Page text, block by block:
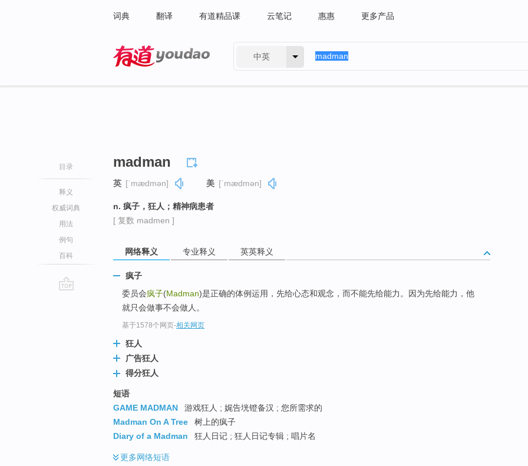
词典 翻译 有道精品课 云笔记 惠惠 更多产品
中英
目录
释义
权威词典
用法
例句
百科
madman
英 [ˈmædmən] 美 [ˈmædmən]
n. 疯子，狂人；精神病患者
[ 复数 madmen ]
网络释义 专业释义 英英释义
疯子
委员会疯子(Madman)是正确的体例运用，先给心态和观念，而不能先给能力。因为先给能力，他
就只会做事不会做人。
基于1578个网页-相关网页
狂人
广告狂人
得分狂人
短语
GAME MADMAN
游戏狂人 ; 娓告垙镫备汉 ; 您所需求的
Madman On A Tree
树上的疯子
Diary of a Madman
狂人日记 ; 狂人日记专辑 ; 唱片名
更多网络短语